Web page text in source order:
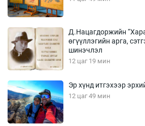
Д.Нацагдоржийн
өгүүллэгийн арга,
шинэчлэл
12 цаг 19 мин
Эр хүнд итгэхээр
12 цаг 49 мин